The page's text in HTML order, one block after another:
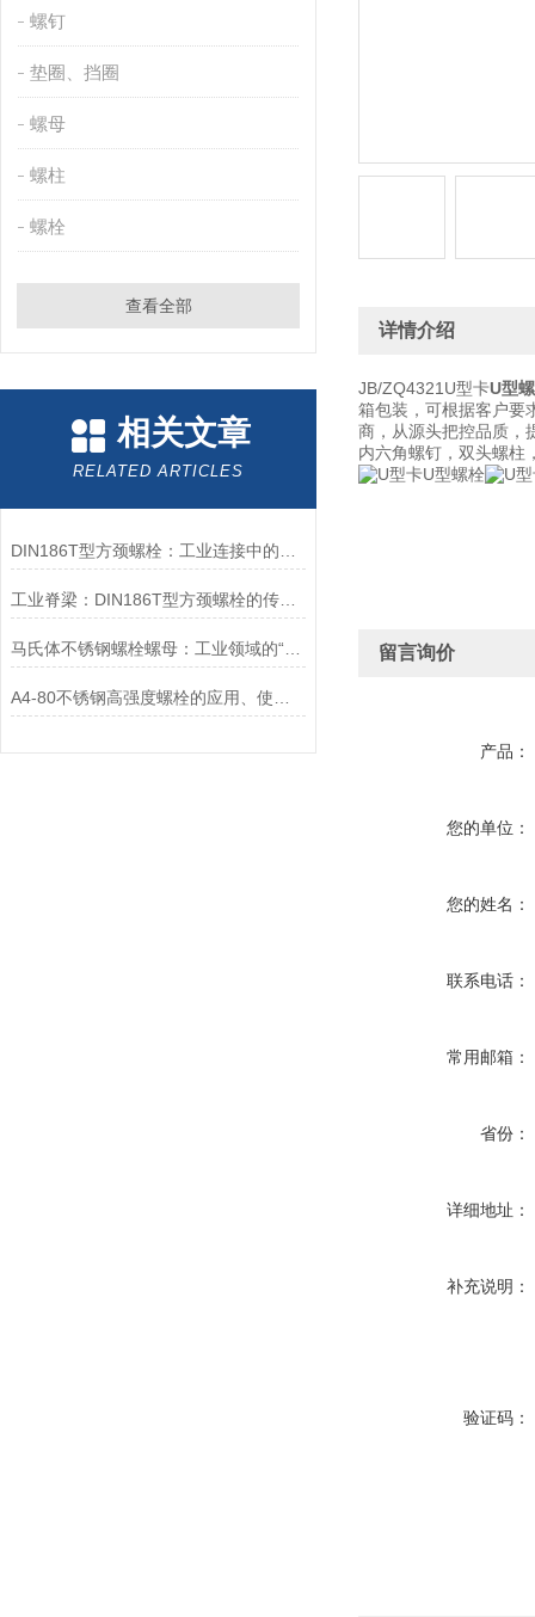
螺钉
垫圈、挡圈
螺母
螺柱
螺栓
查看全部
相关文章
RELATED ARTICLES
工业脊梁：DIN186T型方颈螺栓的传奇故事
详情介绍
JB/ZQ4321U型卡U型
箱包装，可根据客户要
商，从源头把控品质，
内六角螺钉，双头螺柱
留言询价
产品：
您的单位：
您的姓名：
联系电话：
常用邮箱：
省份：
详细地址：
补充说明：
验证码：